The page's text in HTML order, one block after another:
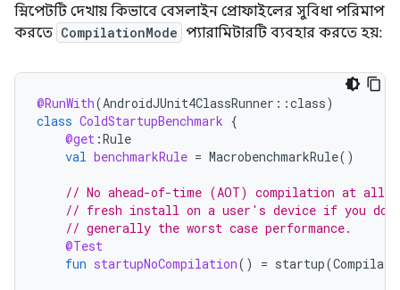
স্নিপেটটি দেখায় কিভাবে বেসলাইন প্রোফাইলের সুবিধা পরিমাপ
করতে CompilationMode প্যারামিটারটি ব্যবহার করতে হয়:
@RunWith(AndroidJUnit4ClassRunner ::class)
class ColdStartupBenchmark {
@get :Rule
val benchmarkRule = MacrobenchmarkRule()
// No ahead-of-time (AOT) compilation at all.
// fresh install on a user's device if you
// generally the worst case performance.
@Test
fun startupNoCompilation() = startup(